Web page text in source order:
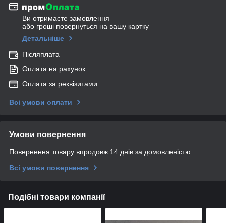
Ви отримаєте замовлення
або гроші повернуться на вашу картку
Детальніше
Післяплата
Оплата на рахунок
Оплата за реквізитами
Всі умови оплати
Умови повернення
Повернення товару впродовж 14 днів за домовленістю
Всі умови повернення
Подібні товари компанії